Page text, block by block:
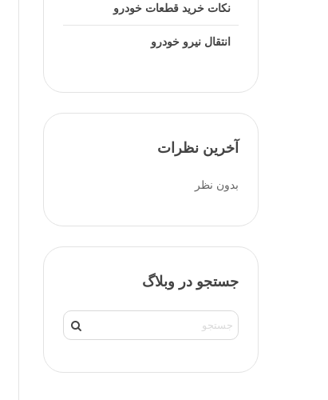
نکات خرید قطعات خودرو
انتقال نیرو خودرو
آخرین نظرات
بدون نظر
جستجو در وبلاگ